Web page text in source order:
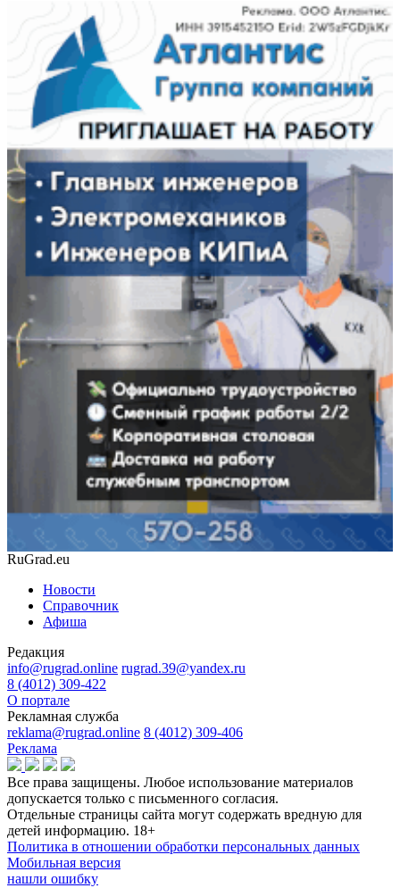
RuGrad.eu
Новости
Справочник
Афиша
Редакция
info@rugrad.online rugrad.39@yandex.ru
8 (4012) 309-422
О портале
Рекламная служба
reklama@rugrad.online 8 (4012) 309-406
Реклама
Все права защищены. Любое использование материалов
допускается только с письменного согласия.
Отдельные страницы сайта могут содержать вредную для
детей информацию. 18+
Политика в отношении обработки персональных данных
Мобильная версия
нашли ошибку